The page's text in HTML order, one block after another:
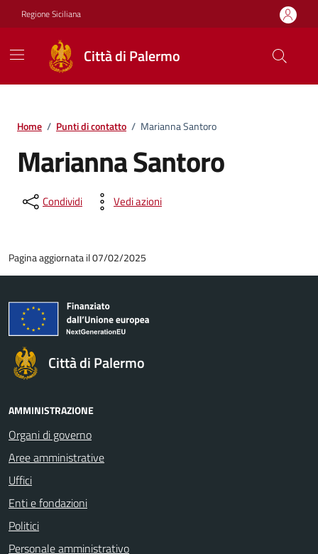
Vai ai contenuti
Vai al footer
Regione Siciliana
Città di Palermo
Home / Punti di contatto / Marianna Santoro
Marianna Santoro
Condividi Vedi azioni
Pagina aggiornata il 07/02/2025
Città di Palermo
AMMINISTRAZIONE
Organi di governo
Aree amministrative
Uffici
Enti e fondazioni
Politici
Personale amministrativo